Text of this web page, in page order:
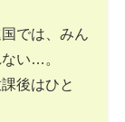
では、みん
い…。
後はひと